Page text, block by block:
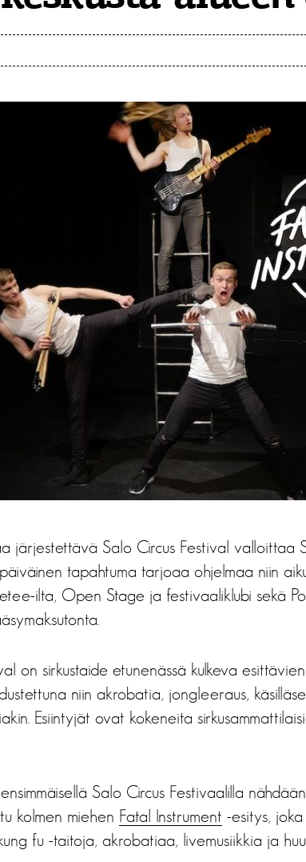
järjestettävä Salo Circus Festival valloittaa
tapahtuma tarjoaa ohjelmaa niin
ilta, Open Stage ja festivaaliklubi sekä
on sirkustaide etunenässä kulkeva
niin akrobatia, jongleeraus,
Esiintyjät ovat kokeneita
Salo Circus Festivaalilla
kolmen miehen Fatal Instrument -esitys,
fu -taitoja, akrobatiaa, livemusiikkia ja